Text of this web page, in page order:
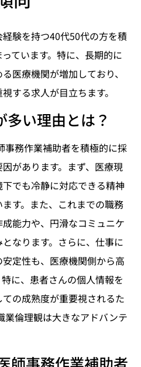
験を持つ40代50代の方を積
ています。特に、長期的に
医療機関が増加しており、
する求人が目立ちます。
い理由とは？
事務作業補助者を積極的に採
があります。まず、医療現
でも冷静に対応できる精神
す。また、これまでの職務
能力や、円滑なコミュニケ
なります。さらに、仕事に
定性も、医療機関側から高
に、患者さんの個人情報を
の成熟度が重要視されるた
業倫理観は大きなアドバンテ